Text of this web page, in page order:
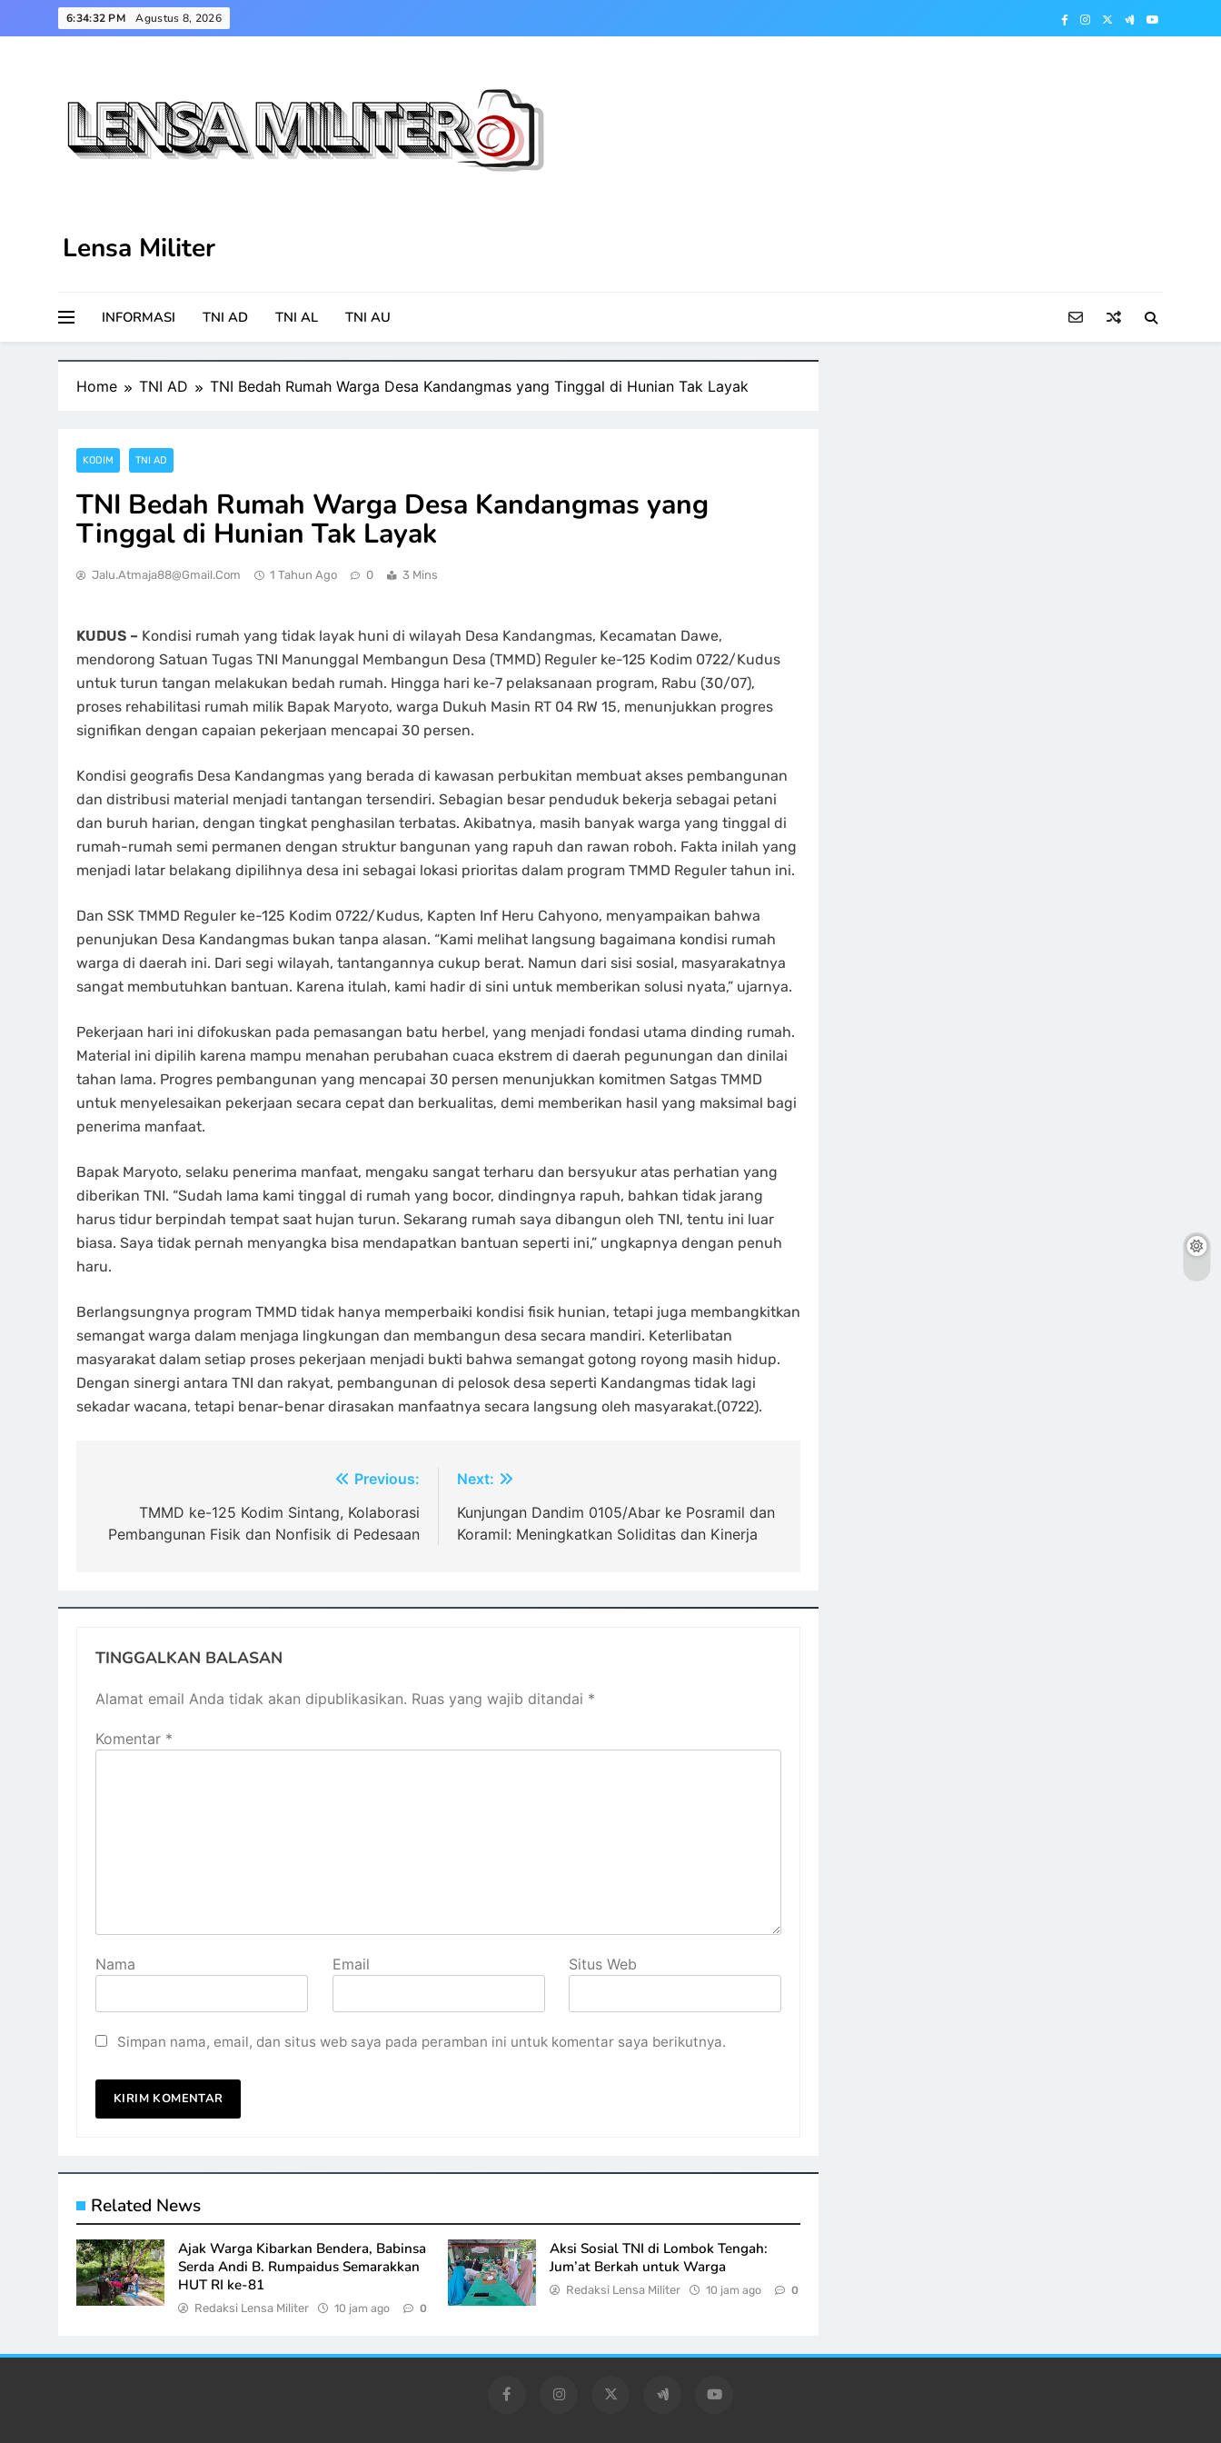
to
6:34:33 PM Agustus 8, 2026
Lensa Militer
INFORMASI TNI AD TNI AL TNI AU
Home TNI AD TNI Bedah Rumah Warga Desa Kandangmas yang Tinggal di Hunian Tak Layak
KODIM TNI AD
TNI Bedah Rumah Warga Desa Kandangmas yang
Tinggal di Hunian Tak Layak
Jalu.atmaja88@gmail.com 1 Tahun Ago 0 3 Mins
KUDUS – Kondisi rumah yang tidak layak huni di wilayah Desa Kandangmas, Kecamatan Dawe,
mendorong Satuan Tugas TNI Manunggal Membangun Desa (TMMD) Reguler ke-125 Kodim 0722/Kudus
untuk turun tangan melakukan bedah rumah. Hingga hari ke-7 pelaksanaan program, Rabu (30/07),
proses rehabilitasi rumah milik Bapak Maryoto, warga Dukuh Masin RT 04 RW 15, menunjukkan progres
signifikan dengan capaian pekerjaan mencapai 30 persen.
Kondisi geografis Desa Kandangmas yang berada di kawasan perbukitan membuat akses pembangunan
dan distribusi material menjadi tantangan tersendiri. Sebagian besar penduduk bekerja sebagai petani
dan buruh harian, dengan tingkat penghasilan terbatas. Akibatnya, masih banyak warga yang tinggal di
rumah-rumah semi permanen dengan struktur bangunan yang rapuh dan rawan roboh. Fakta inilah yang
menjadi latar belakang dipilihnya desa ini sebagai lokasi prioritas dalam program TMMD Reguler tahun ini.
Dan SSK TMMD Reguler ke-125 Kodim 0722/Kudus, Kapten Inf Heru Cahyono, menyampaikan bahwa
penunjukan Desa Kandangmas bukan tanpa alasan. “Kami melihat langsung bagaimana kondisi rumah
warga di daerah ini. Dari segi wilayah, tantangannya cukup berat. Namun dari sisi sosial, masyarakatnya
sangat membutuhkan bantuan. Karena itulah, kami hadir di sini untuk memberikan solusi nyata,” ujarnya.
Pekerjaan hari ini difokuskan pada pemasangan batu herbel, yang menjadi fondasi utama dinding rumah.
Material ini dipilih karena mampu menahan perubahan cuaca ekstrem di daerah pegunungan dan dinilai
tahan lama. Progres pembangunan yang mencapai 30 persen menunjukkan komitmen Satgas TMMD
untuk menyelesaikan pekerjaan secara cepat dan berkualitas, demi memberikan hasil yang maksimal bagi
penerima manfaat.
Bapak Maryoto, selaku penerima manfaat, mengaku sangat terharu dan bersyukur atas perhatian yang
diberikan TNI. “Sudah lama kami tinggal di rumah yang bocor, dindingnya rapuh, bahkan tidak jarang
harus tidur berpindah tempat saat hujan turun. Sekarang rumah saya dibangun oleh TNI, tentu ini luar
biasa. Saya tidak pernah menyangka bisa mendapatkan bantuan seperti ini,” ungkapnya dengan penuh
haru.
Berlangsungnya program TMMD tidak hanya memperbaiki kondisi fisik hunian, tetapi juga membangkitkan
semangat warga dalam menjaga lingkungan dan membangun desa secara mandiri. Keterlibatan
masyarakat dalam setiap proses pekerjaan menjadi bukti bahwa semangat gotong royong masih hidup.
Dengan sinergi antara TNI dan rakyat, pembangunan di pelosok desa seperti Kandangmas tidak lagi
sekadar wacana, tetapi benar-benar dirasakan manfaatnya secara langsung oleh masyarakat.(0722).
Previous:
TMMD ke-125 Kodim Sintang, Kolaborasi
Pembangunan Fisik dan Nonfisik di Pedesaan
Next:
Kunjungan Dandim 0105/Abar ke Posramil dan
Koramil: Meningkatkan Soliditas dan Kinerja
TINGGALKAN BALASAN
Alamat email Anda tidak akan dipublikasikan. Ruas yang wajib ditandai *
Komentar *
Nama Email Situs Web
Simpan nama, email, dan situs web saya pada peramban ini untuk komentar saya berikutnya.
Related News
Ajak Warga Kibarkan Bendera, Babinsa
Serda Andi B. Rumpaidus Semarakkan
HUT RI ke-81
Redaksi Lensa Militer 10 jam ago 0
Aksi Sosial TNI di Lombok Tengah:
Jum’at Berkah untuk Warga
Redaksi Lensa Militer 10 jam ago 0